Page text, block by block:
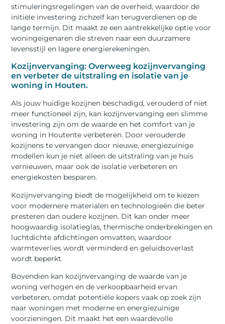
stimuleringsregelingen van de overheid, waardoor de
initiële investering zichzelf kan terugverdienen op de
lange termijn. Dit maakt ze een aantrekkelijke optie voor
woningeigenaren die streven naar een duurzamere
levensstijl en lagere energierekeningen.
Kozijnvervanging: Overweeg kozijnvervanging
en verbeter de uitstraling en isolatie van je
woning in Houten.
Als jouw huidige kozijnen beschadigd, verouderd of niet
meer functioneel zijn, kan kozijnvervanging een slimme
investering zijn om de waarde en het comfort van je
woning in Houtente verbeteren. Door verouderde
kozijnens te vervangen door nieuwe, energiezuinige
modellen kun je niet alleen de uitstraling van je huis
vernieuwen, maar ook de isolatie verbeteren en
energiekosten besparen.
Kozijnvervanging biedt de mogelijkheid om te kiezen
voor modernere materialen en technologieën die beter
presteren dan oudere kozijnen. Dit kan onder meer
hoogwaardig isolatieglas, thermische onderbrekingen en
luchtdichte afdichtingen omvatten, waardoor
warmteverlies wordt verminderd en geluidsoverlast
wordt beperkt.
Bovendien kan kozijnvervanging de waarde van je
woning verhogen en de verkoopbaarheid ervan
verbeteren, omdat potentiële kopers vaak op zoek zijn
naar woningen met moderne en energiezuinige
voorzieningen. Dit maakt het een waardevolle